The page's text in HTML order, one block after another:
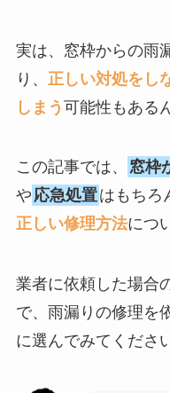
実は、窓枠からの雨
り、 正しい対処をし
しまう 可能性もある
この記事では、
窓枠
や 応急処置はもちろ
正しい修理方法につ
業者に依頼した場合
で、雨漏りの修理を
に選んでみてくださ